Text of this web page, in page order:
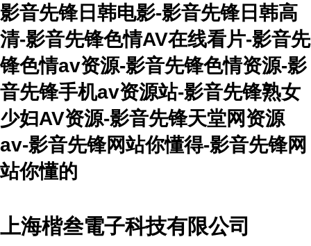
影音先锋日韩电影-影音先锋日韩高
清-影音先锋色情AV在线看片-影音先
锋色情av资源-影音先锋色情资源-影
音先锋手机av资源站-影音先锋熟女
少妇AV资源-影音先锋天堂网资源
av-影音先锋网站你懂得-影音先锋网
站你懂的
上海楷叁電子科技有限公司